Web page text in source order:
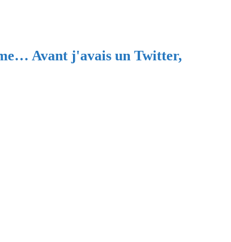
Avant j'avais un Twitter,